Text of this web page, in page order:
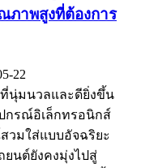
ภาพสูงที่ต้องการ
22
นุ่มนวลและดียิ่งขึ้น
กรณ์อิเล็กทรอนิกส์
วมใส่แบบอัจฉริยะ
ยนต์ยังคงมุ่งไปสู่